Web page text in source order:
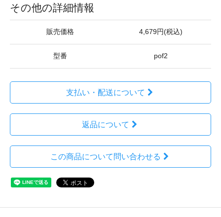
その他の詳細情報
販売価格 4,679円(税込)
型番 pof2
支払い・配送について
返品について
この商品について問い合わせる